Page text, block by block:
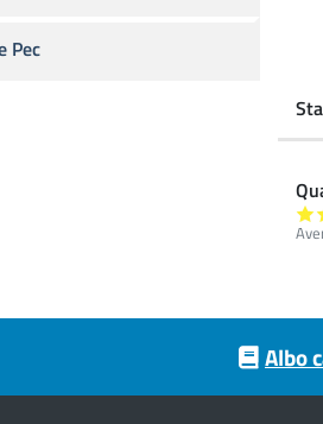
Pec
Albo